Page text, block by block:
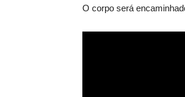
O corpo será